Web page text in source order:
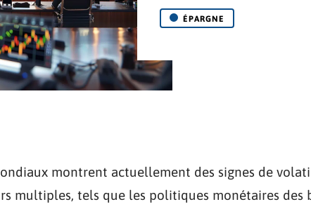
ÉPARGNE
montrent actuellement des signes de
multiples, tels que les politiques monétaires des